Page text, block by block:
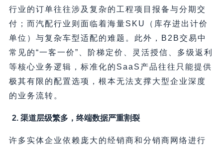
行业的订单往往涉及复杂的工程项目报备与分期交
付；而汽配行业则面临着海量SKU（库存进出计价
单位）与复杂车型适配的难题。此外，B2B交易中
常见的“一客一价”、阶梯定价、灵活授信、多级返利
等核心业务逻辑，标准化的SaaS产品往往只能提供
极其有限的配置选项，根本无法支撑大型企业深度
的业务流转。
2. 渠道层级繁多，终端数据严重割裂
许多实体企业依赖庞大的经销商和分销商网络进行